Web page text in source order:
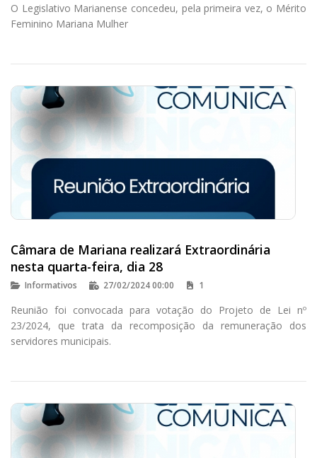
O Legislativo Marianense concedeu, pela primeira vez, o Mérito
Feminino Mariana Mulher
Câmara de Mariana realizará Extraordinária
nesta quarta-feira, dia 28
Informativos 27/02/2024 00:00 1
Reunião foi convocada para votação do Projeto de Lei nº
23/2024, que trata da recomposição da remuneração dos
servidores municipais.